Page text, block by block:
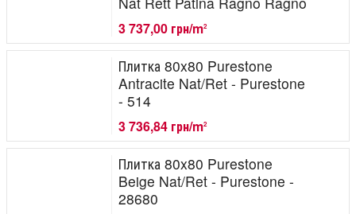
3 737,00 грн/m2
Плитка 80x80 Purestone
Antracite Nat/Ret - Purestone
- 514
3 736,84 грн/m2
Плитка 80x80 Purestone
Beige Nat/Ret - Purestone -
28680